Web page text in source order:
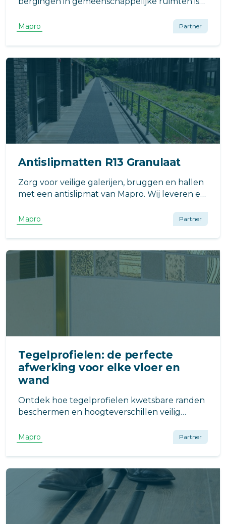
producten waarmee u deze trappen veiliger
Mapro Partner
Antislipmatten R13 Granulaat
Zorg voor veilige galerijen, bruggen en hallen
met een antislipmat van Mapro. Wij leveren en
oplossingen. R13 Granulaat matten bieden
direct grip en een verbeterde veiligheid.
Mapro Partner
Tegelprofielen: de perfecte
afwerking voor elke vloer en
wand
Ontdek hoe tegelprofielen kwetsbare randen
beschermen en hoogteverschillen veilig
afsluitprofielen en S overgangsprofielen: de
juiste oplossing voor een strakke, duurzame
afwerking van vloeren en wanden.
Mapro Partner